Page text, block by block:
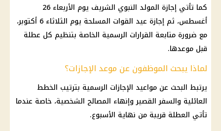
كما تأتي إجازة المولد النبوي الشريف يوم الأربعاء 26
أغسطس، ثم إجازة عيد القوات المسلحة يوم الثلاثاء 6 أكتوبر،
مع ضرورة متابعة القرارات الرسمية الخاصة بتنظيم كل عطلة
قبل موعدها.
لماذا يبحث الموظفون عن موعد الإجازات؟
يرتبط البحث عن مواعيد الإجازات الرسمية بترتيب الخطط
العائلية والسفر القصير وإنهاء المصالح الشخصية، خاصة عندما
تأتي العطلة قريبة من نهاية الأسبوع.